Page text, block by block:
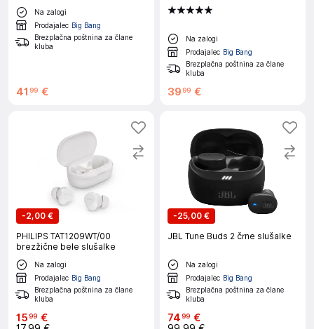
Na zalogi
Prodajalec Big Bang
Brezplačna poštnina za člane
kluba
41 99 €
(WHCH520B.CE7)
Na zalogi
Prodajalec Big Bang
Brezplačna poštnina za člane
kluba
39 99 €
-2,00 €
PHILIPS TAT1209WT/00
brezžične bele slušalke
Na zalogi
Prodajalec Big Bang
Brezplačna poštnina za člane
kluba
1599 €
-25,00 €
JBL Tune Buds 2 črne slušalke
Na zalogi
Prodajalec Big Bang
Brezplačna poštnina za člane
kluba
7499 €